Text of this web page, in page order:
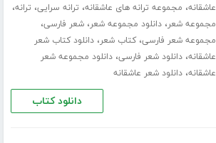
عاشقانه، مجموعه ترانه های عاشقانه، ترانه سرایی، ترانه،
مجموعه شعر،دانلود مجموعه شعر،شعر فارسی،
مجموعه شعر فارسی،کتاب شعر،دانلود کتاب شعر
عاشقانه،دانلود شعر فارسی،دانلود مجموعه شعر
عاشقانه،دانلود شعر عاشقانه
دانلود کتاب